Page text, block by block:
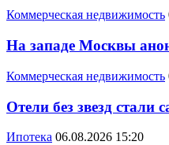
Коммерческая недвижимость
На западе Москвы
Коммерческая недвижимость
Отели без звезд
Ипотека 06.08.2026 15:20